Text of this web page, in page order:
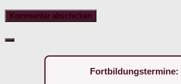
Fortbildungstermine: